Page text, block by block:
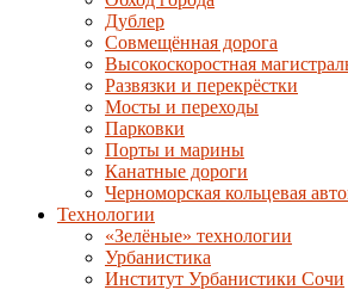
Дублер
Совмещённая дорога
Высокоскоростная
Развязки и перекрёстки
Мосты и переходы
Парковки
Порты и марины
Канатные дороги
Черноморская кольцевая
Технологии
«Зелёные» технологии
Урбанистика
Институт Урбанистики Сочи